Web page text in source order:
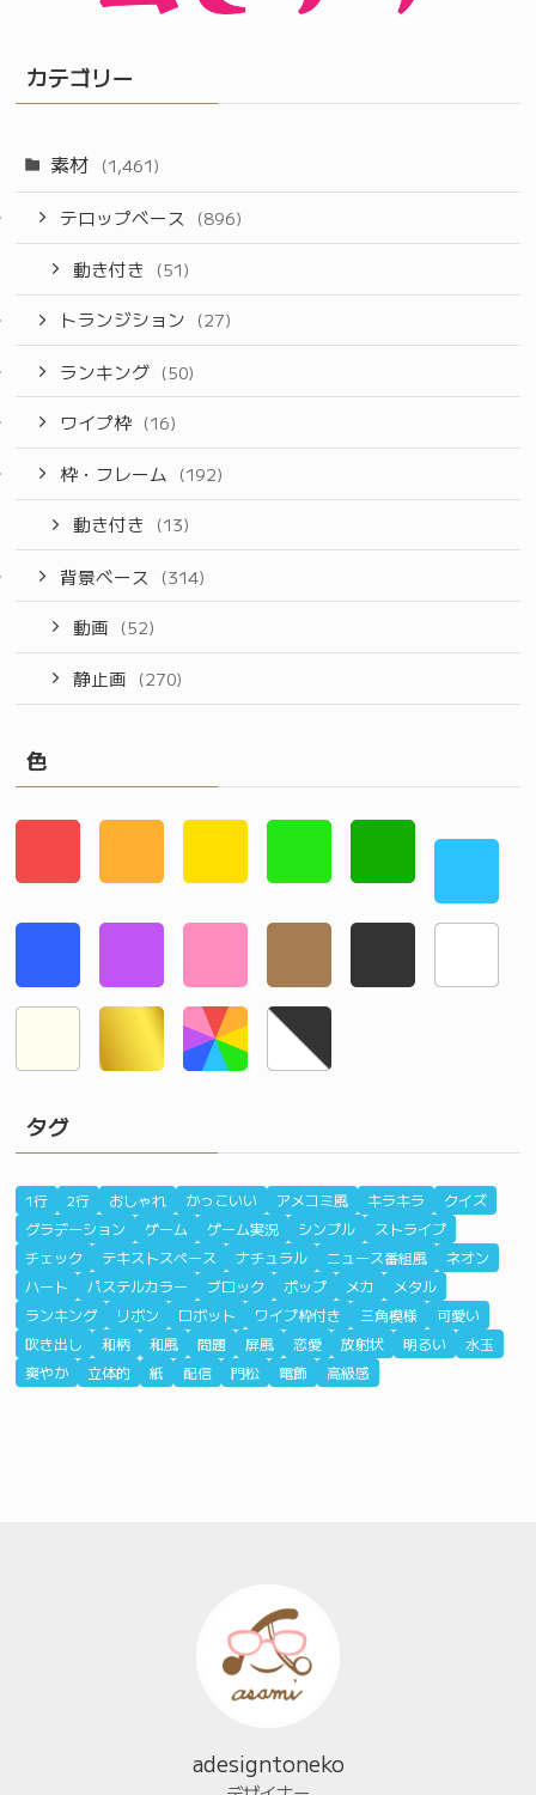
カテゴリー
素材 (1,461)
テロップベース (896)
動き付き (51)
トランジション (27)
ランキング (50)
ワイプ枠 (16)
枠・フレーム (192)
動き付き (13)
背景ベース (314)
動画 (52)
静止画 (270)
色
タグ
1行 2行 おしゃれ かっこいい アメコミ風 キラキラ
クイズ
グラデーション
ゲーム ゲーム実況 シンプル
ストライプ
チェック
テキストスペース ナチュラル ニュース番組風
ネオン
ハート
パステルカラー ブロック ポップ メカ
メタル
ランキング
リボン ロボット ワイプ枠付き 三角模様
可愛い
吹き出し
和柄 和風 問題 屏風 恋愛 放射状 明るい
水玉
爽やか
立体的 紙 配信 門松 電飾 高級感
adesigntoneko